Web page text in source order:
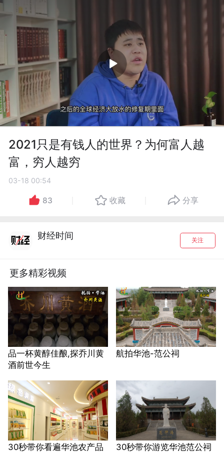
2021只是有钱人的世界？为何富人越
富，穷人越穷
03-18 00:54
83 收藏 分享
财经时间 关注
更多精彩视频
品一杯黄醇佳酿,探乔川黄
酒前世今生
航拍华池-范公祠
30秒带你看遍华池农产品 30秒带你游览华池范公祠